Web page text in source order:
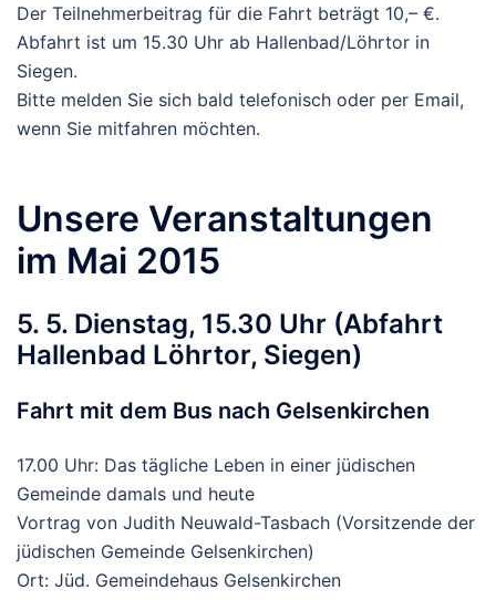
Der Teilnehmerbeitrag für die Fahrt beträgt 10,– €.
Abfahrt ist um 15.30 Uhr ab Hallenbad/Löhrtor in
Siegen.
Bitte melden Sie sich bald telefonisch oder per Email,
wenn Sie mitfahren möchten.
Unsere Veranstaltungen
im Mai 2015
5. 5. Dienstag, 15.30 Uhr (Abfahrt
Hallenbad Löhrtor, Siegen)
Fahrt mit dem Bus nach Gelsenkirchen
17.00 Uhr: Das tägliche Leben in einer jüdischen
Gemeinde damals und heute
Vortrag von Judith Neuwald-Tasbach (Vorsitzende der
jüdischen Gemeinde Gelsenkirchen)
Ort: Jüd. Gemeindehaus Gelsenkirchen